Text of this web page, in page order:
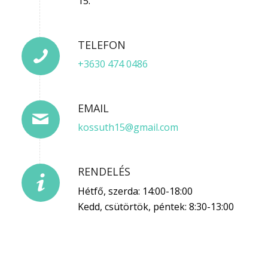
TELEFON
+3630 474 0486
EMAIL
kossuth15@gmail.com
RENDELÉS
Hétfő, szerda: 14:00-18:00
Kedd, csütörtök, péntek: 8:30-13:00